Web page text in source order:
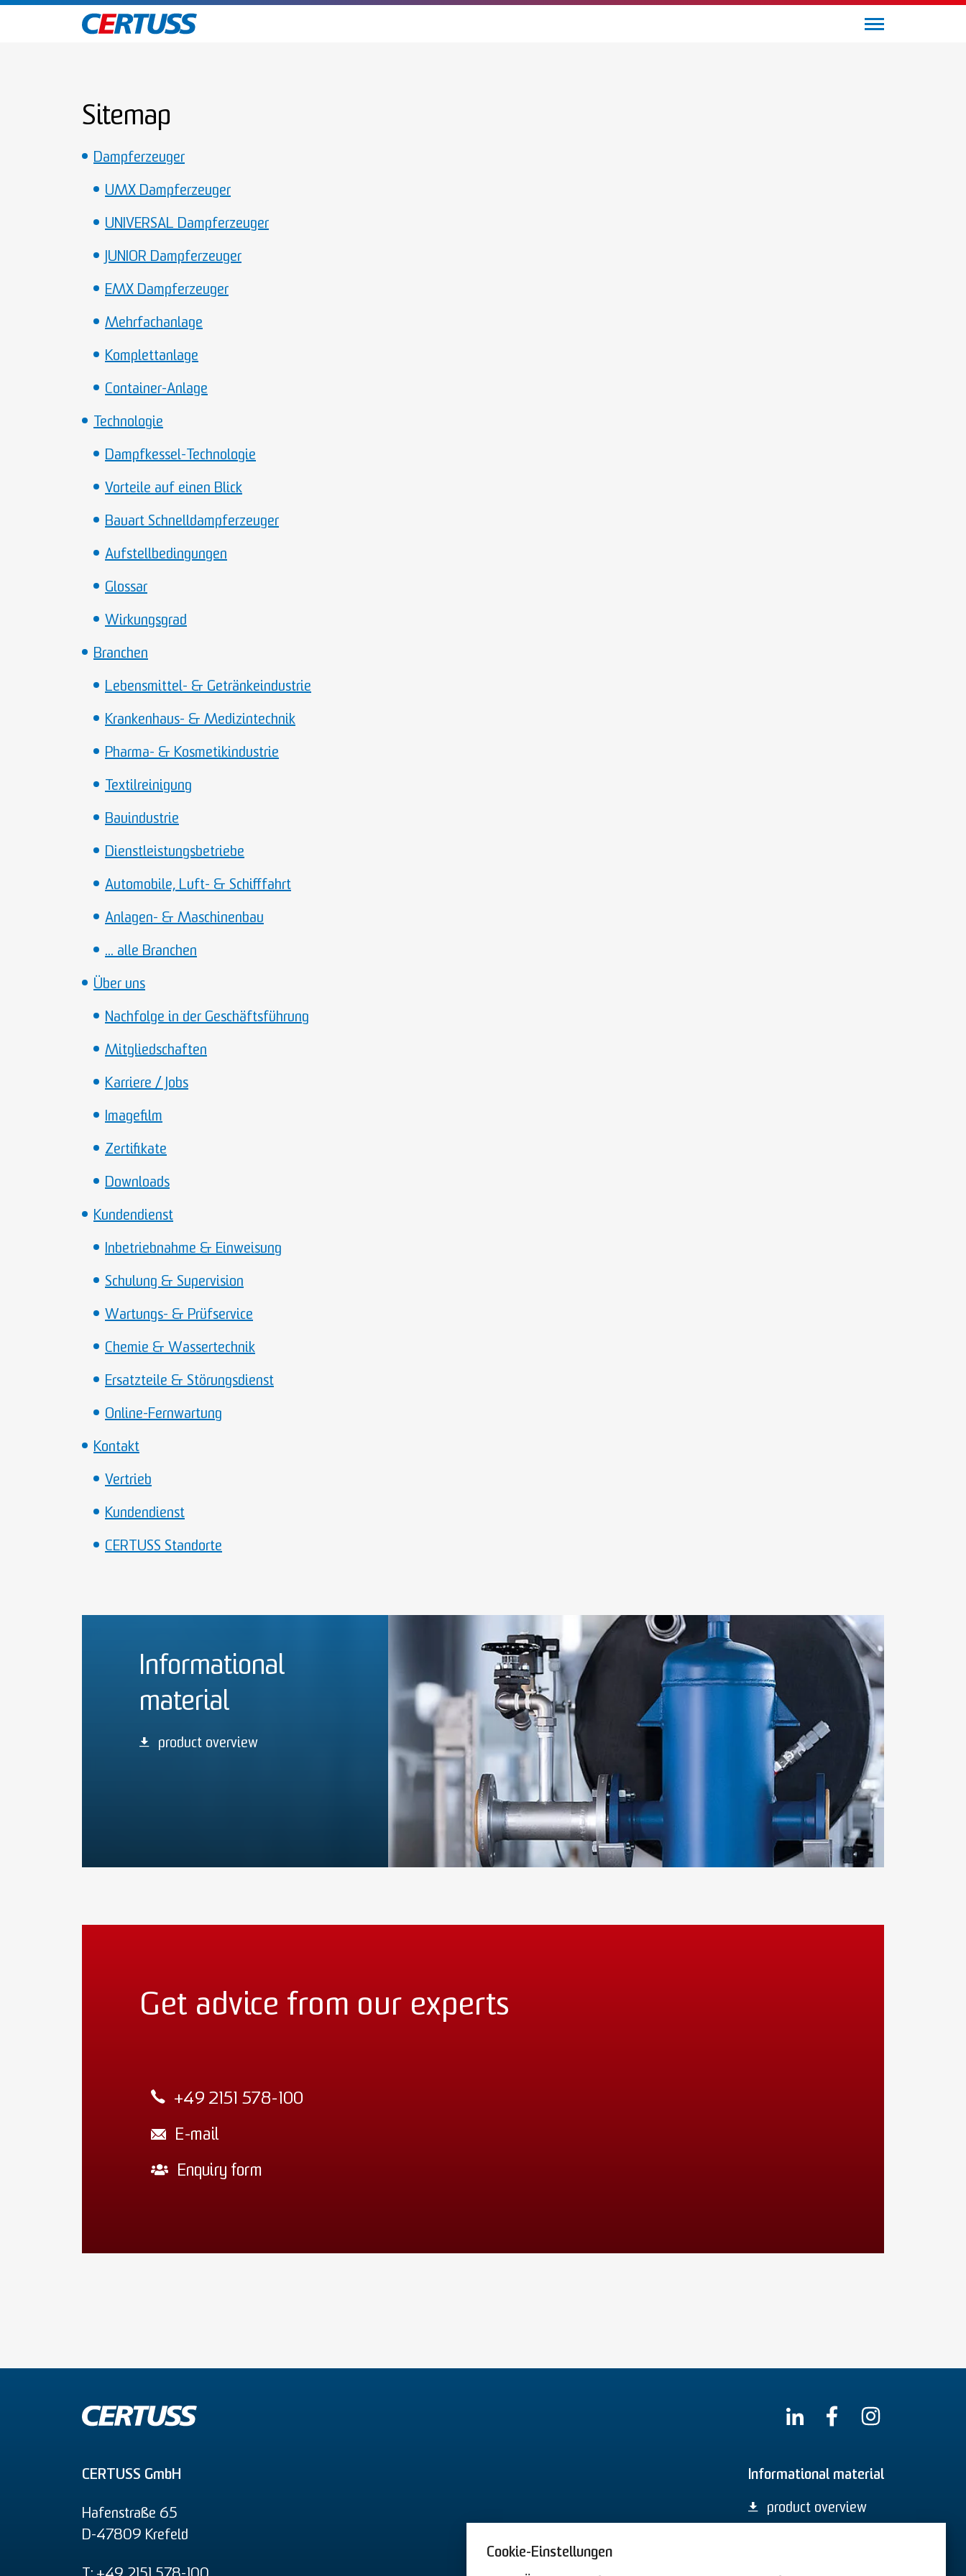
Cookie-Einstellungen
Sitemap
Dampferzeuger
UMX Dampferzeuger
UNIVERSAL Dampferzeuger
JUNIOR Dampferzeuger
EMX Dampferzeuger
Mehrfachanlage
Komplettanlage
Container-Anlage
Technologie
Dampfkessel-Technologie
Vorteile auf einen Blick
Bauart Schnelldampferzeuger
Aufstellbedingungen
Glossar
Wirkungsgrad
Branchen
Lebensmittel- & Getränkeindustrie
Krankenhaus- & Medizintechnik
Pharma- & Kosmetikindustrie
Textilreinigung
Bauindustrie
Dienstleistungsbetriebe
Automobile, Luft- & Schifffahrt
Anlagen- & Maschinenbau
... alle Branchen
Über uns
Nachfolge in der Geschäftsführung
Mitgliedschaften
Karriere / Jobs
Imagefilm
Zertifikate
Downloads
Kundendienst
Inbetriebnahme & Einweisung
Schulung & Supervision
Wartungs- & Prüfservice
Chemie & Wassertechnik
Ersatzteile & Störungsdienst
Online-Fernwartung
Kontakt
Vertrieb
Kundendienst
CERTUSS Standorte
Informational
material
product overview
Get advice from our experts
+49 2151 578-100
E-mail
Enquiry form
CERTUSS GmbH
Hafenstraße 65
D-47809 Krefeld
Informational material
product overview